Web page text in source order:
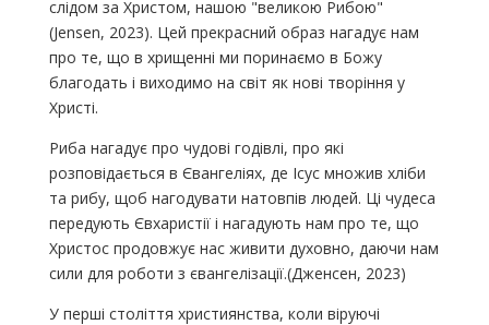
слідом за Христом, нашою "великою Рибою"
(Jensen, 2023). Цей прекрасний образ нагадує нам
про те, що в хрищенні ми поринаємо в Божу
благодать і виходимо на світ як нові творіння у
Христі.
Риба нагадує про чудові годівлі, про які
розповідається в Євангеліях, де Ісус множив хліби
та рибу, щоб нагодувати натовпів людей. Ці чудеса
передують Євхаристії і нагадують нам про те, що
Христос продовжує нас живити духовно, даючи нам
сили для роботи з євангелізації.(Дженсен, 2023)
У перші століття християнства, коли віруючі